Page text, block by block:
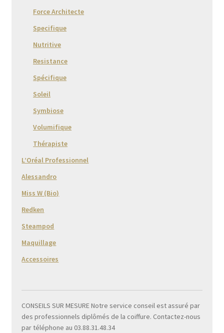
Force Architecte
Specifique
Nutritive
Resistance
Spécifique
Soleil
Symbiose
Volumifique
Thérapiste
L’Oréal Professionnel
Alessandro
Miss W (Bio)
Redken
Steampod
Maquillage
Accessoires
CONSEILS SUR MESURE Notre service conseil est assuré par
des professionnels diplômés de la coiffure. Contactez-nous
par téléphone au 03.88.31.48.34